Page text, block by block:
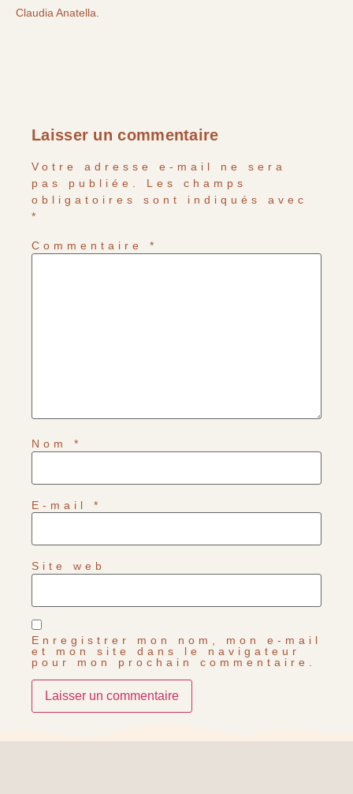
Claudia Anatella.
Laisser un commentaire
Votre adresse e-mail ne sera
pas publiée.
Les champs
obligatoires sont indiqués avec
*
Commentaire *
Nom *
E-mail *
Site web
Enregistrer mon nom, mon e-mail
et mon site dans le navigateur
pour mon prochain commentaire.